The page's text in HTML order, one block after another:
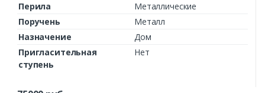
Перила
Металлические
Поручень
Металл
Назначение
Дом
Пригласительная
ступень
Нет